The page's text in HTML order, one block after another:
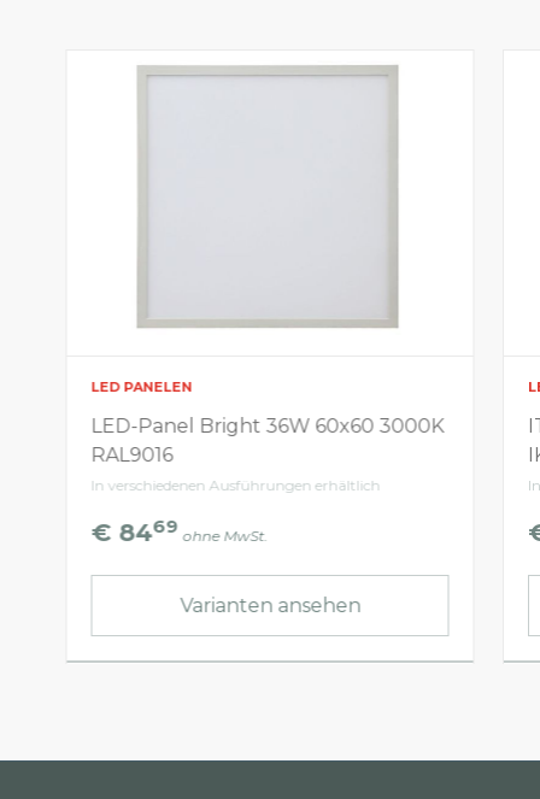
LED PANELEN
LED-Panel Bright 36W 60x60 3000K
RAL9016
In verschiedenen Ausführungen erhältlich
€ 8469 ohne MwSt.
Varianten ansehen